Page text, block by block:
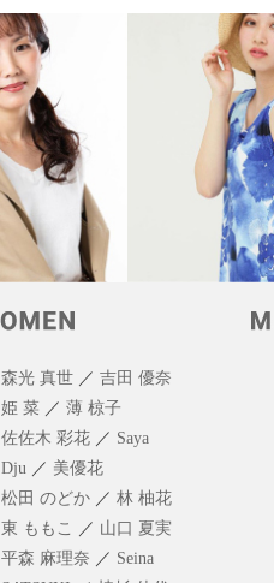
森光 真世 ／吉田 優奈
姫 菜 ／薄 椋子
佐佐木 彩花 ／ Saya
Dju ／ 美優花
松田 のどか ／林 柚花
東 ももこ ／ 山口 夏実
平森 麻理奈 ／ Seina